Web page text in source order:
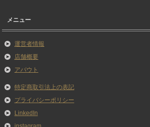
メニュー
運営者情報
店舗概要
アバウト
特定商取引法上の表記
プライバシーポリシー
LinkedIn